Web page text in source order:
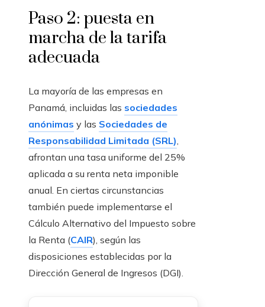
Paso 2: puesta en
marcha de la tarifa
adecuada
La mayoría de las empresas en
Panamá, incluidas las sociedades
anónimas y las Sociedades de
Responsabilidad Limitada (SRL),
afrontan una tasa uniforme del 25%
aplicada a su renta neta imponible
anual. En ciertas circunstancias
también puede implementarse el
Cálculo Alternativo del Impuesto sobre
la Renta (CAIR), según las
disposiciones establecidas por la
Dirección General de Ingresos (DGI).